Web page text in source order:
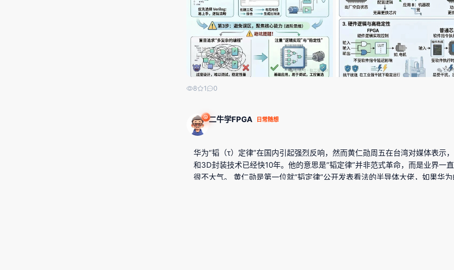
8 1 0
二牛学FPGA 日常随想
华为“韬（τ）定律”在国内引起强烈反响，然而黄仁勋周五在台湾对媒体表示
和3D封装技术已经快10年。他的意思是“韬定律”并非范式革命，而是业界一
很不大气。 黄仁勋是第一位就“韬定律”公开发表看法的半导体大佬，如果华